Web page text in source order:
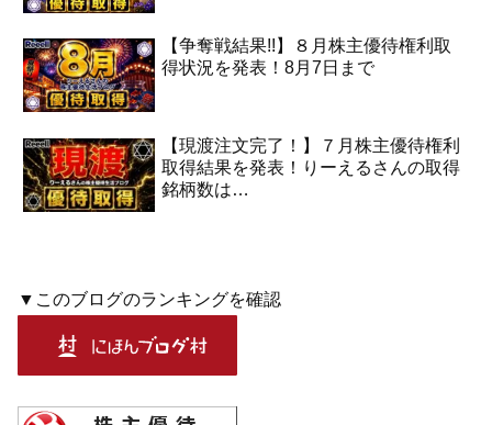
【争奪戦結果!!】８月株主優待権利取
得状況を発表！8月7日まで
【現渡注文完了！】７月株主優待権利
取得結果を発表！りーえるさんの取得
銘柄数は…
▼このブログのランキングを確認